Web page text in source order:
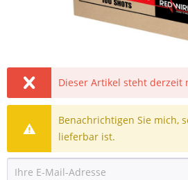
Dieser Artikel steht derzeit
Benachrichtigen Sie mich,
lieferbar ist.